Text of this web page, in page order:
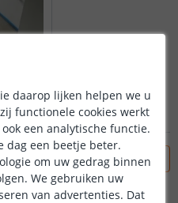
dit product.
daarop lijken helpen we u
functionele cookies werkt
een analytische functie.
dag een beetje beter.
om uw gedrag binnen
We gebruiken uw
van advertenties. Dat